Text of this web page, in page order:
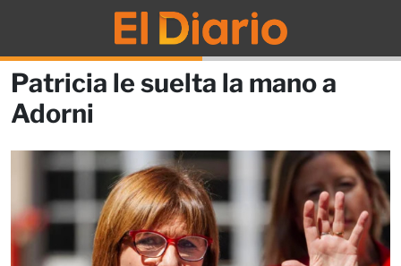
Patricia le suelta la mano a
Adorni